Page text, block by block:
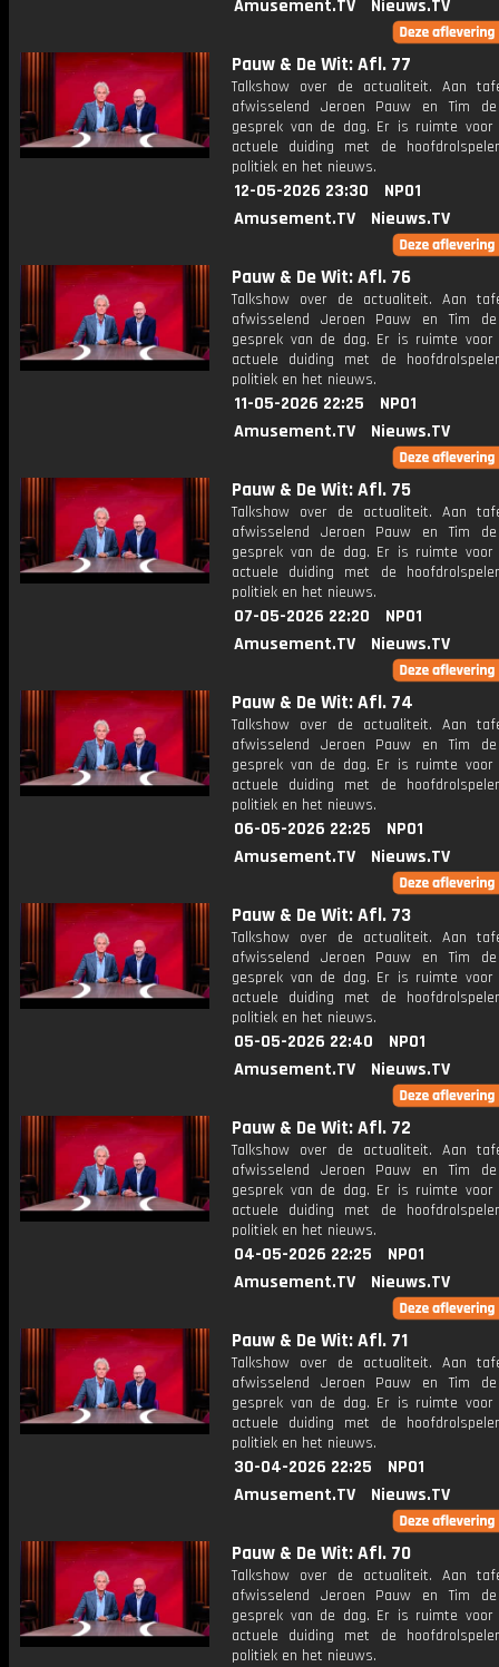
Amusement.TV Nieuws.TV
Pauw & De Wit: Afl. 77
Talkshow over de actualiteit. Aan
afwisselend Jeroen Pauw en Tim
gesprek van de dag. Er is ruimte
actuele duiding met de
politiek en het nieuws.
12-05-2026 23:30
NPO1
Amusement.TV
Nieuws.TV
Pauw & De Wit: Afl. 76
Talkshow over de actualiteit. Aan
afwisselend Jeroen Pauw en Tim
gesprek van de dag. Er is ruimte
actuele duiding met de
politiek en het nieuws.
11-05-2026 22:25
NPO1
Amusement.TV
Nieuws.TV
Pauw & De Wit: Afl. 75
Talkshow over de actualiteit. Aan
afwisselend Jeroen Pauw en Tim
gesprek van de dag. Er is ruimte
actuele duiding met de
politiek en het nieuws.
07-05-2026 22:20
NPO1
Amusement.TV
Nieuws.TV
Pauw & De Wit: Afl. 74
Talkshow over de actualiteit. Aan
afwisselend Jeroen Pauw en Tim
gesprek van de dag. Er is ruimte
actuele duiding met de
politiek en het nieuws.
06-05-2026 22:25
NPO1
Amusement.TV
Nieuws.TV
Pauw & De Wit: Afl. 73
Talkshow over de actualiteit. Aan
afwisselend Jeroen Pauw en Tim
gesprek van de dag. Er is ruimte
actuele duiding met de
politiek en het nieuws.
05-05-2026 22:40
NPO1
Amusement.TV
Nieuws.TV
Pauw & De Wit: Afl. 72
Talkshow over de actualiteit. Aan
afwisselend Jeroen Pauw en Tim
gesprek van de dag. Er is ruimte
actuele duiding met de
politiek en het nieuws.
04-05-2026 22:25
NPO1
Amusement.TV
Nieuws.TV
Pauw & De Wit: Afl. 71
Talkshow over de actualiteit. Aan
afwisselend Jeroen Pauw en Tim
gesprek van de dag. Er is ruimte
actuele duiding met de
politiek en het nieuws.
30-04-2026 22:25
NPO1
Amusement.TV
Nieuws.TV
Pauw & De Wit: Afl. 70
Talkshow over de actualiteit. Aan
afwisselend Jeroen Pauw en Tim
gesprek van de dag. Er is ruimte
actuele duiding met de
politiek en het nieuws.